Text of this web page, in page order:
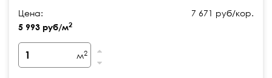
Цена:
5 993 руб/м2
7 671 руб/кор.
м2